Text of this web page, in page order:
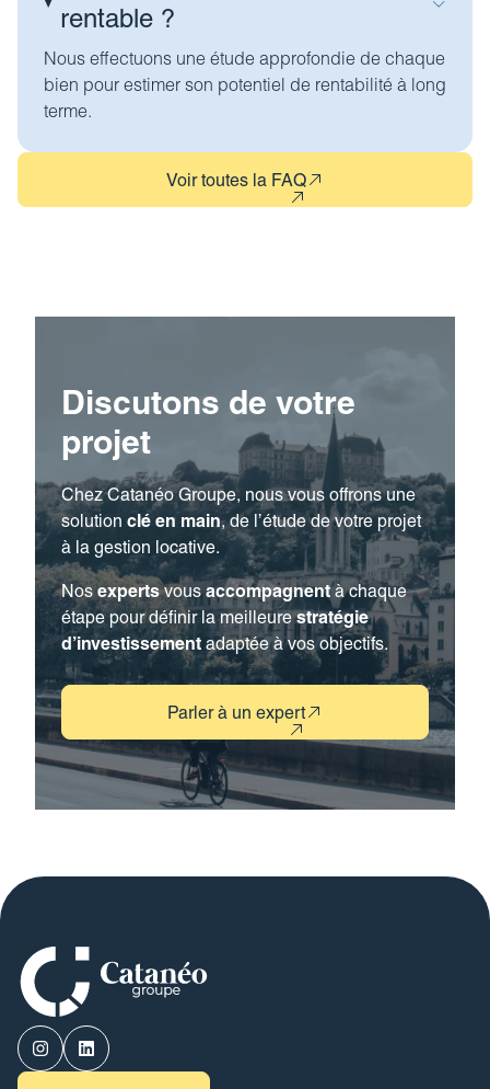
rentable ?
Nous effectuons une étude approfondie de chaque
bien pour estimer son potentiel de rentabilité à long
terme.
Voir toutes la FAQ
Discutons de votre
projet
Chez Catanéo Groupe, nous vous offrons une
solution clé en main, de l’étude de votre projet
à la gestion locative.
Nos expertsvousaccompagnent à chaque
étape pour définir la meilleurestratégie
d’investissement adaptée à vos objectifs.
Parler à un expert